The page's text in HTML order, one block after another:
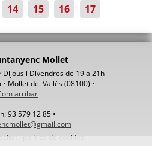
14 15 16 17
Mollet
Dijous i Divendres de 19 a 21h
• Mollet del Vallès (08100) •
arribar
93 579 12 85 •
i política de cookies